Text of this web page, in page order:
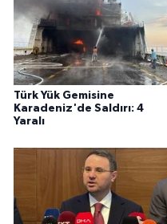
Türk Yük Gemisine
Karadeniz'de Saldırı: 4
Yaralı